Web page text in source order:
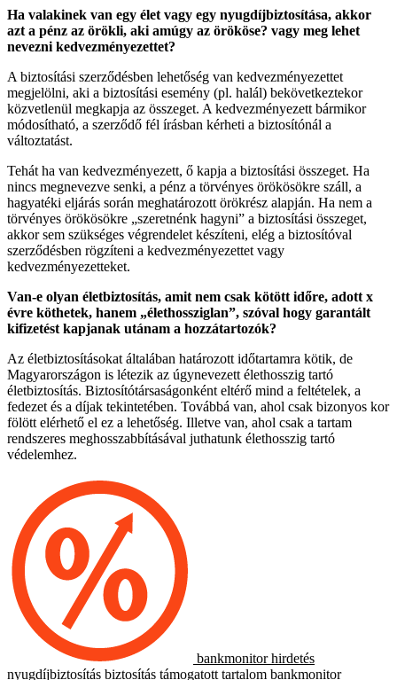
Ha valakinek van egy élet vagy egy nyugdíjbiztosítása, akkor
azt a pénz az örökli, aki amúgy az örököse? vagy meg lehet
nevezni kedvezményezettet?
A biztosítási szerződésben lehetőség van kedvezményezettet
megjelölni, aki a biztosítási esemény (pl. halál) bekövetkeztekor
közvetlenül megkapja az összeget. A kedvezményezett bármikor
módosítható, a szerződő fél írásban kérheti a biztosítónál a
változtatást.
Tehát ha van kedvezményezett, ő kapja a biztosítási összeget. Ha
nincs megnevezve senki, a pénz a törvényes örökösökre száll, a
hagyatéki eljárás során meghatározott örökrész alapján. Ha nem a
törvényes örökösökre „szeretnénk hagyni” a biztosítási összeget,
akkor sem szükséges végrendelet készíteni, elég a biztosítóval
szerződésben rögzíteni a kedvezményezettet vagy
kedvezményezetteket.
Van-e olyan életbiztosítás, amit nem csak kötött időre, adott x
évre köthetek, hanem „élethossziglan”, szóval hogy garantált
kifizetést kapjanak utánam a hozzátartozók?
Az életbiztosításokat általában határozott időtartamra kötik, de
Magyarországon is létezik az úgynevezett élethosszig tartó
életbiztosítás. Biztosítótársaságonként eltérő mind a feltételek, a
fedezet és a díjak tekintetében. Továbbá van, ahol csak bizonyos kor
fölött elérhető el ez a lehetőség. Illetve van, ahol csak a tartam
rendszeres meghosszabbításával juthatunk élethosszig tartó
védelemhez.
bankmonitor hirdetés
nyugdíjbiztosítás biztosítás támogatott tartalom bankmonitor